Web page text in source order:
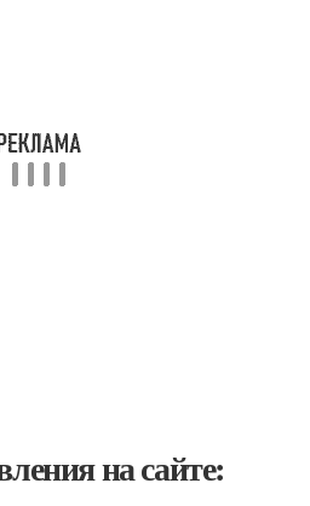
на сайте: